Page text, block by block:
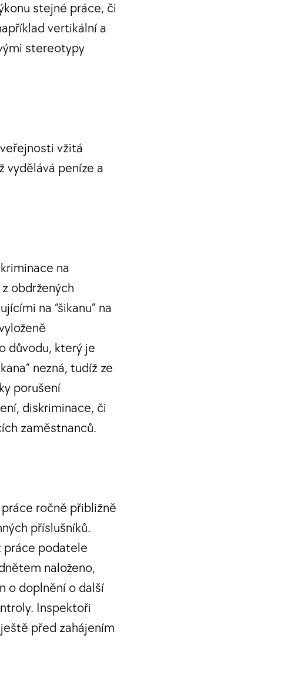
stejné práce, či
vertikální a
stereotypy
vžitá
vydělává peníze a
na
obdržených
na “šikanu” na
důvodu, který je
nezná, tudíž ze
porušení
diskriminace, či
zaměstnanců.
ročně přibližně
příslušníků.
práce podatele
naloženo,
o doplnění o další
Inspektoři
před zahájením